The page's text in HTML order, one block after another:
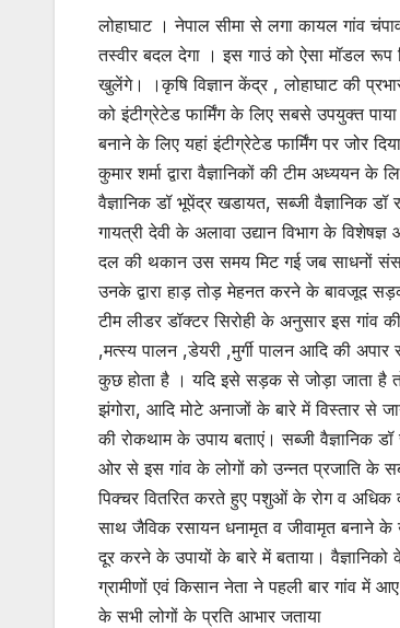
लोहाघाट । नेपाल सीमा से लगा कायल गांव
तस्वीर बदल देगा । इस गाउं को ऐसा मॉडल रूप
खुलेंगे। ।कृषि विज्ञान केंद्र , लोहाघाट की
को इंटीग्रेटेड फार्मिंग के लिए सबसे उपयुक्त
बनाने के लिए यहां इंटीग्रेटेड फार्मिंग पर जोर
कुमार शर्मा द्वारा वैज्ञानिकों की टीम अध्ययन
वैज्ञानिक डॉ भूपेंद्र खडायत, सब्जी वैज्ञानिक
गायत्री देवी के अलावा उद्यान विभाग के
दल की थकान उस समय मिट गई जब साधनों
उनके द्वारा हाड़ तोड़ मेहनत करने के बावजूद
टीम लीडर डॉक्टर सिरोही के अनुसार इस गांव
,मत्स्य पालन ,डेयरी ,मुर्गी पालन आदि की
कुछ होता है । यदि इसे सड़क से जोड़ा जाता है तो
झंगोरा, आदि मोटे अनाजों के बारे में विस्तार से
की रोकथाम के उपाय बताएं। सब्जी वैज्ञानिक
ओर से इस गांव के लोगों को उन्नत प्रजाति के
पिक्चर वितरित करते हुए पशुओं के रोग व अधिक
साथ जैविक रसायन धनामृत व जीवामृत बनाने के
दूर करने के उपायों के बारे में बताया।
ग्रामीणों एवं किसान नेता ने पहली बार गांव में
के सभी लोगों के प्रति आभार जताया